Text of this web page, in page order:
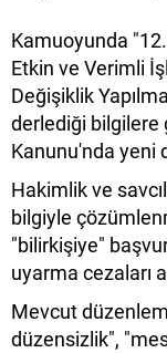
Kamuoyunda "12.
Etkin ve Verimli
Değişiklik
derlediği bilgilere
Kanunu'nda yeni
Hakimlik ve
bilgiyle
"bilirkişiye"
uyarma cezaları
Mevcut
düzensizlik",